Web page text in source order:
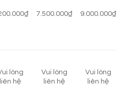
7.500.000₫ 9.000.000₫
lòng
liên hệ
Vui lòng
liên hệ
Vui lòng
liên hệ